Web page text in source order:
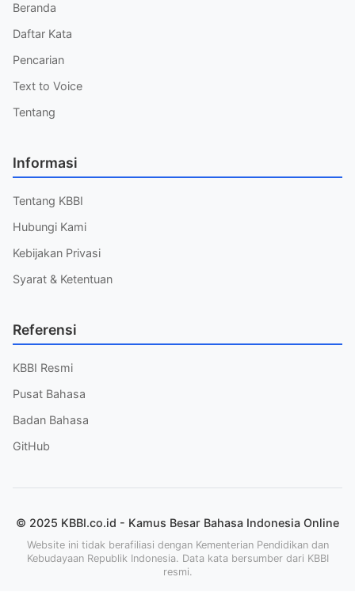
Beranda
Daftar Kata
Pencarian
Text to Voice
Tentang
Informasi
Tentang KBBI
Hubungi Kami
Kebijakan Privasi
Syarat & Ketentuan
Referensi
KBBI Resmi
Pusat Bahasa
Badan Bahasa
GitHub
© 2025 KBBI.co.id - Kamus Besar Bahasa Indonesia Online
Website ini tidak berafiliasi dengan Kementerian Pendidikan dan
Kebudayaan Republik Indonesia. Data kata bersumber dari KBBI
resmi.